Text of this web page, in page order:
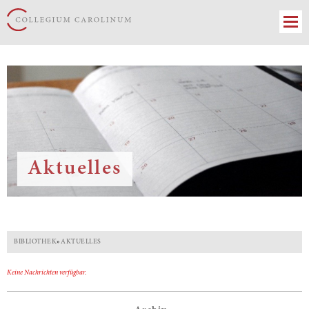
Aktuelles
BIBLIOTHEK» AKTUELLES
Keine Nachrichten verfügbar.